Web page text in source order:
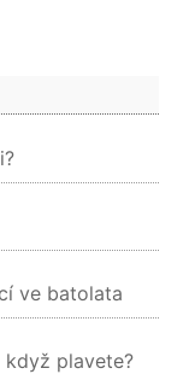
ve batolata
když plavete?